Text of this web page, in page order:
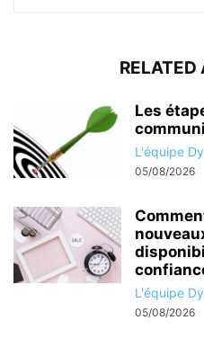
RELATED
Les
L'équipe
05/08/2026
L'équipe
05/08/2026